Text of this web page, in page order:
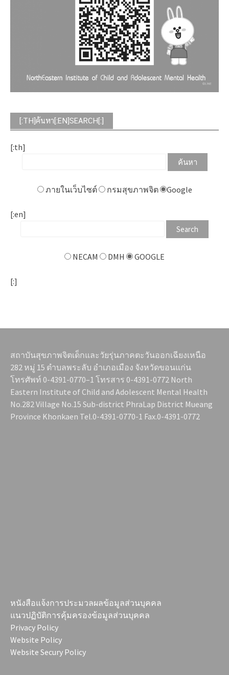
[:TH]ค้นหา[:EN]SEARCH[:]
[:th]
ภายในเว็บไซต์ กรมสุขภาพจิต Google
[:en]
NECAM DMH GOOGLE
[:]
สถาบันสุขภาพจิตเด็กและวัยรุ่นภาคตะวันออกเฉียงเหนือ
282 หมู่ 15 ตำบลพระลับ อำเภอเมือง จังหวัดขอนแก่น
โทรศัพท์ 0-4391-0770–1 โทรสาร 0-4391-0772 North
Eastern Institute of Child and Adolescent Mental Health
No.282 Village No.15 Sub-district PhraLap District Mueang
Province Khonkaen Tel.0-4391-0770-1 Fax.0-4391-0772
หนังสือแจ้งการประมวลผลข้อมูลส่วนบุคคล
แนวปฏิบัติการคุ้มครองข้อมูลส่วนบุคคล
Privacy Policy
Website Policy
Website Secury Policy